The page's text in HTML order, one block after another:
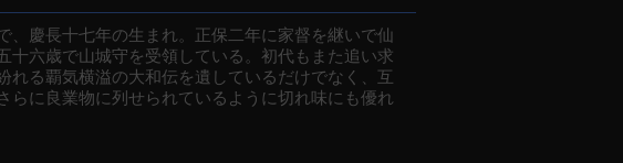
、慶長十七年の生まれ。正保二年に家督を継いで仙
十六歳で山城守を受領している。初代もまた追い求
る覇気横溢の大和伝を遺しているだけでなく、互
に良業物に列せられているように切れ味にも優れ